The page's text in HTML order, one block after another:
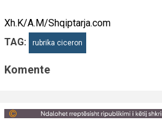
Xh.K/A.M/Shqiptarja.com
TAG:
rubrika ciceron
Komente